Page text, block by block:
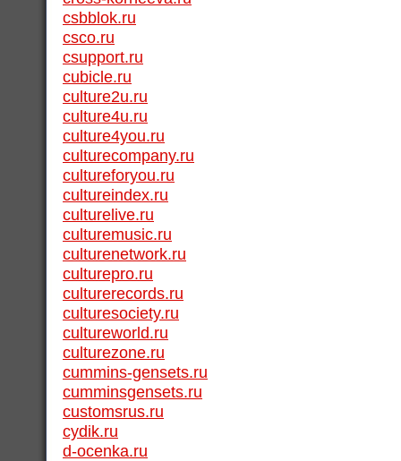
csbblok.ru
csco.ru
csupport.ru
cubicle.ru
culture2u.ru
culture4u.ru
culture4you.ru
culturecompany.ru
cultureforyou.ru
cultureindex.ru
culturelive.ru
culturemusic.ru
culturenetwork.ru
culturepro.ru
culturerecords.ru
culturesociety.ru
cultureworld.ru
culturezone.ru
cummins-gensets.ru
cumminsgensets.ru
customsrus.ru
cydik.ru
d-ocenka.ru